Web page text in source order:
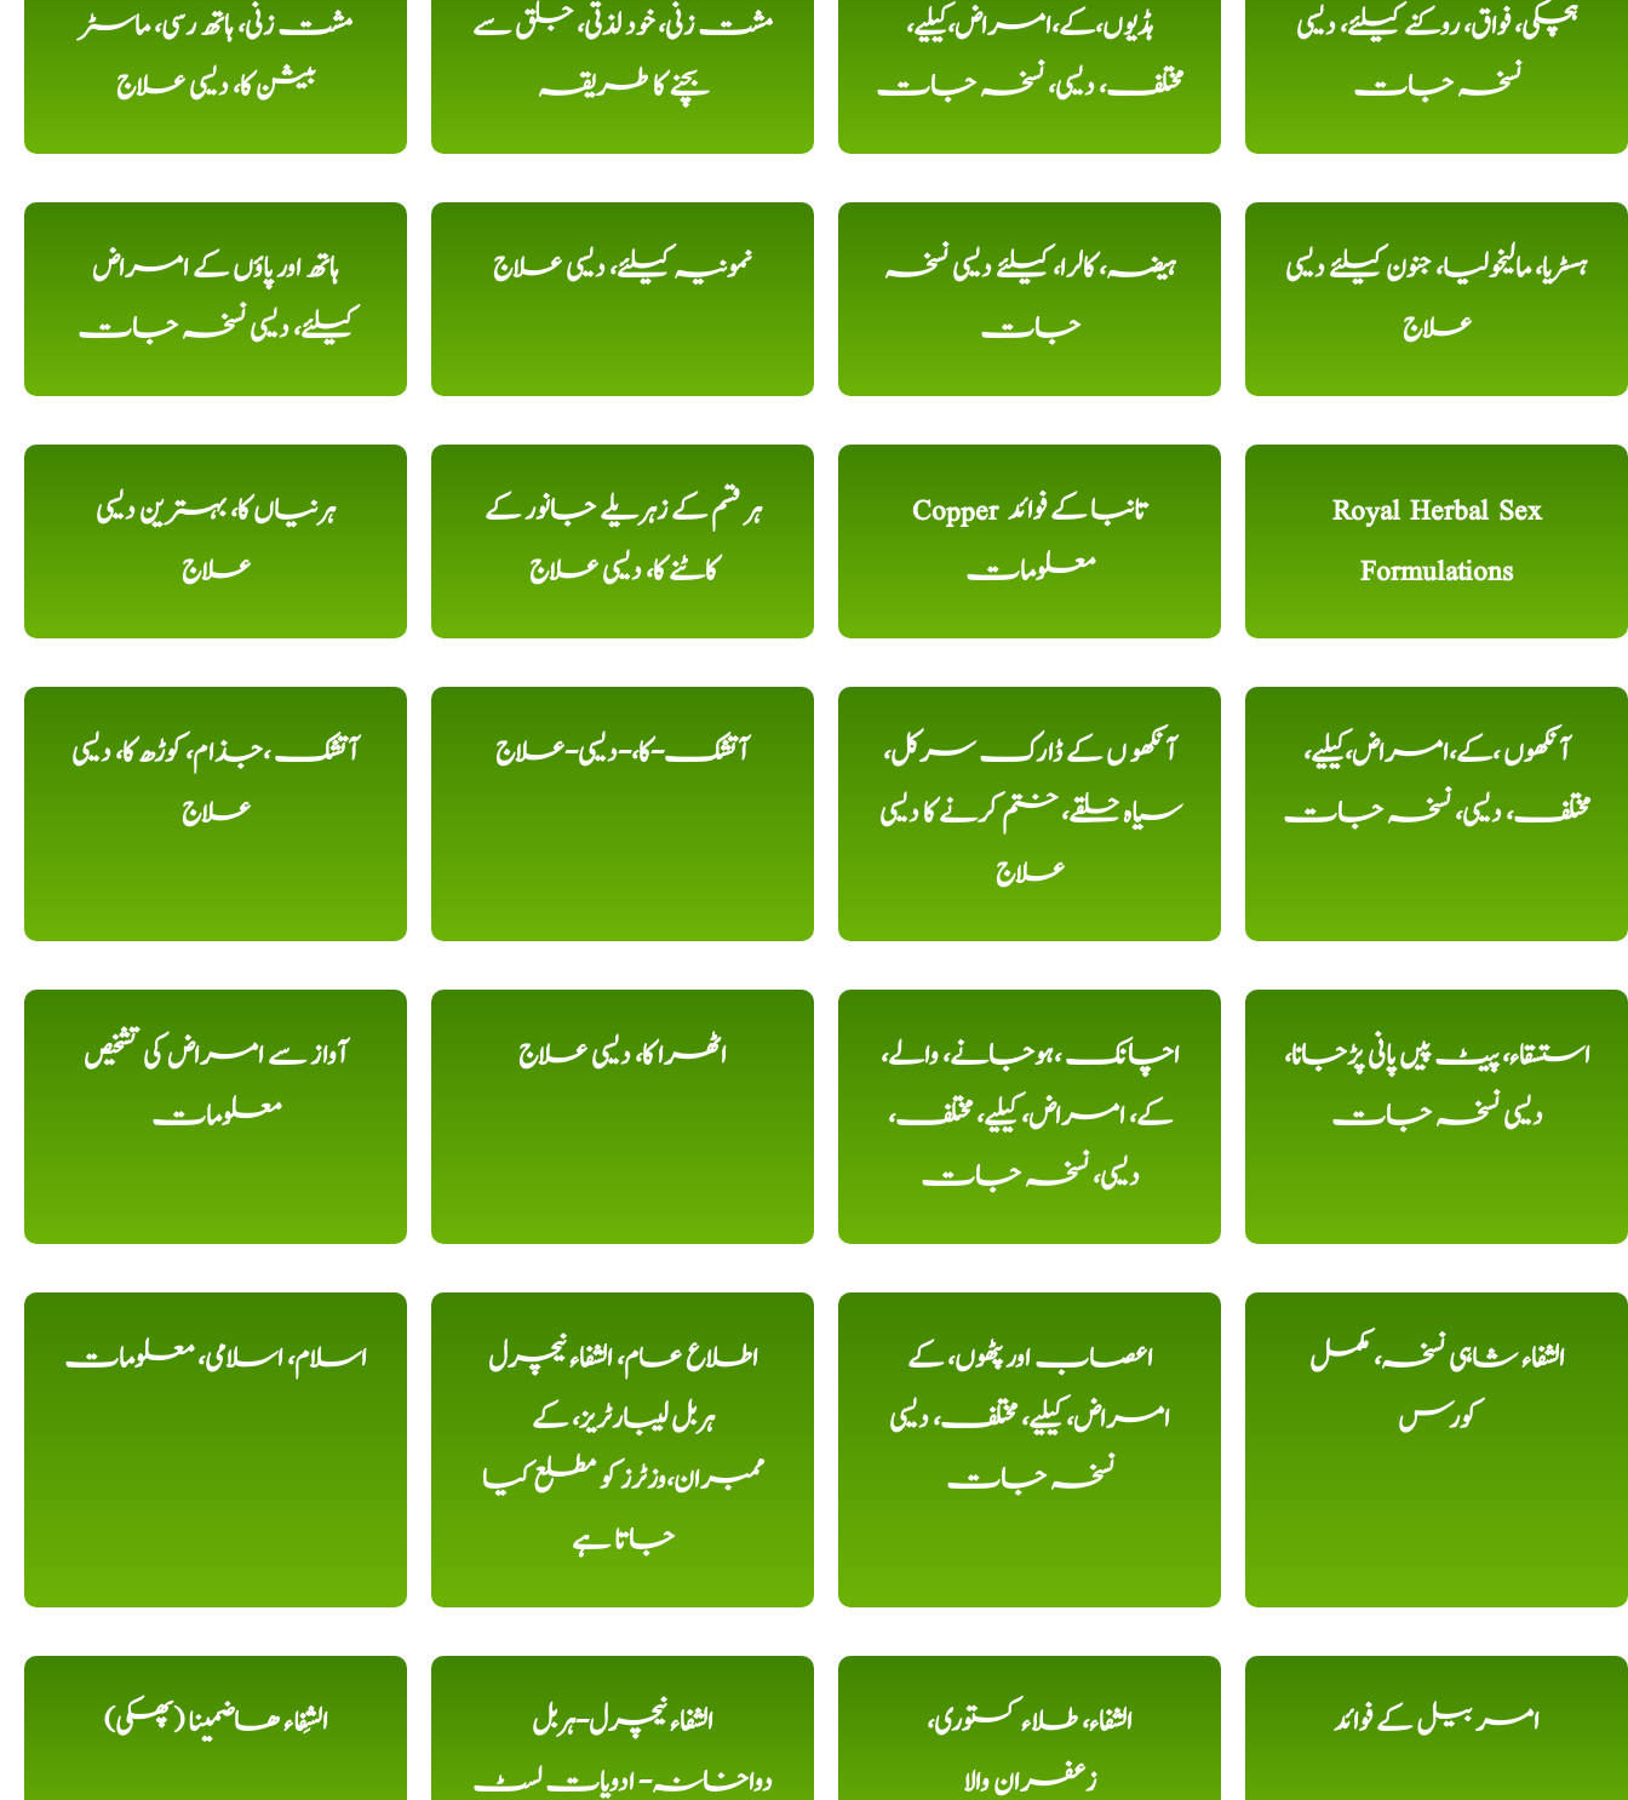
مشت زنی، ہاتھ رسی، ماسٹر
بیشن کا، دیسی علاج
مشت زنی، خود لذتی، جلق سے
بچنے کا طریقہ
ہڈیوں،کے،امراض،کیلیے،
مختلف، دیسی، نسخہ جات
ہچکی، فواق، روکنے کیلئے، دیسی
نسخہ جات
ہاتھ اور پاؤں کے امراض
کیلئے، دیسی نسخہ جات
نمونیہ کیلئے، دیسی علاج
ہیضہ، کالرا، کیلئے دیسی نسخہ
جات
ہسٹریا، مالیخولیا، جنون کیلئے دیسی
علاج
ہرنیاں کا، بہترین دیسی
علاج
ہر قسم کے زہریلے جانور کے
کاٹنے کا، دیسی علاج
Copper تانبا کے فوائد
معلومات
Royal Herbal Sex
Formulations
آتشک ،جذام، کوڑھ کا، دیسی
علاج
آتشک-کا،-دیسی-علاج
آنکھو ں کے ڈارک سرکل،
سیاہ حلقے، ختم کرنے کا دیسی
علاج
آنکھوں ،کے،امراض،کیلیے،
مختلف، دیسی، نسخہ جات
آواز سے امراض کی تشخیص
معلومات
اٹھرا کا، دیسی علاج
اچانک ،ہوجانے، والے،
کے، امراض، کیلیے، مختلف،
دیسی، نسخہ جات
استسقاء، پیٹ پیں پانی پڑجانا،
دیسی نسخہ جات
اسلام، اسلامی، معلومات
اطلاع عام، الشفاء نیچرل
ہربل لیبارٹریز، کے
ممبران،وزٹرز کو مطلع کیا
جاتا ہے
اعصاب اور پٹھوں، کے
امراض، کیلیے، مختلف، دیسی
نسخہ جات
الشفاء شاہی نسخہ، مکمل
کورس
الشِفاء ھاضمینا (پھکی)
الشفاء نیچرل-ہربل
دواخانہ- ادویات لسٹ
الشفاء، طلاء کستوری،
زعفران والا
امر بیل کے فوائد